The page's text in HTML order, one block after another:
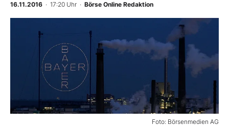
BO-Musterdepots
Experten
Mein B:O
Mein Konto
16.11.2016 · 17:20 Uhr · Börse Online Redaktion
Foto: Börsenmedien AG
%